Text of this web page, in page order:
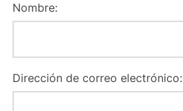
Nombre:
Dirección de correo electrónico: